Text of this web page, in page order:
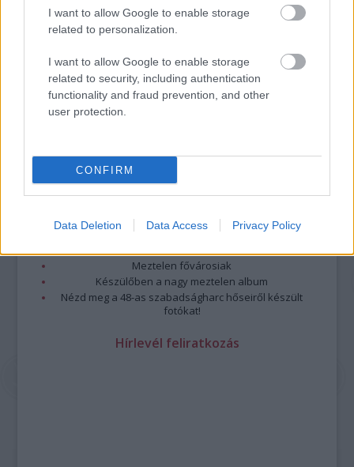
I want to allow Google to enable storage
related to personalization.
I want to allow Google to enable storage
related to security, including authentication
functionality and fraud prevention, and other
user protection.
CONFIRM
Data Deletion Data Access Privacy Policy
Megdöbbentő fotók a néptelen fővárosról
Top 10: ezek a legjobb szerelmes filmek
A 10 legütősebb drogos film
Meztelenség és anatómia
A forradalom egy holland fotós szemével
Meztelen fővárosiak
Készülőben a nagy meztelen album
Nézd meg a 48-as szabadságharc hőseiről készült
fotókat!
Hírlevél feliratkozás